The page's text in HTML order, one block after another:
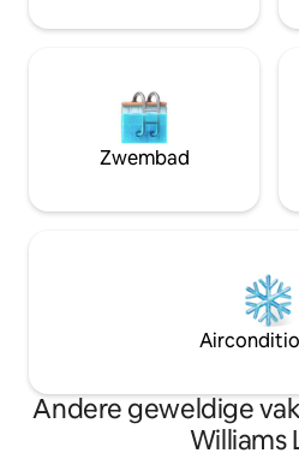
Zwembad
Andere geweldige
Williams